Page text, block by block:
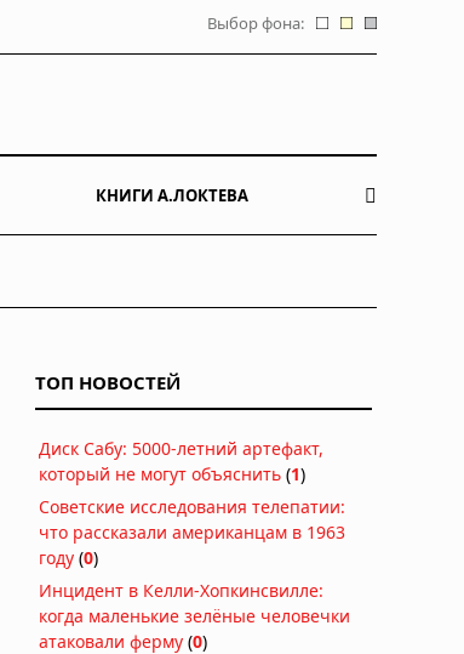
Выбор фона:
КНИГИ А.ЛОКТЕВА
ТОП НОВОСТЕЙ
Диск Сабу: 5000-летний артефакт,
который не могут объяснить (1)
Советские исследования телепатии:
что рассказали американцам в 1963
году (0)
Инцидент в Келли-Хопкинсвилле:
когда маленькие зелёные человечки
атаковали ферму (0)